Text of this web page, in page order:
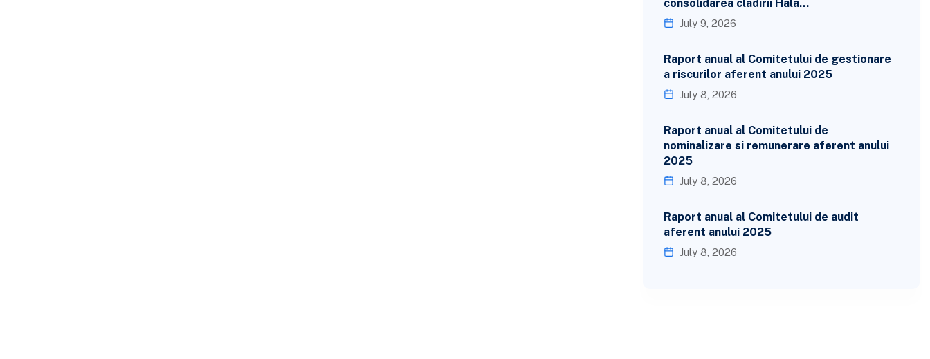
consolidarea cladirii Hala…
July 9, 2026
Raport anual al Comitetului de gestionare
a riscurilor aferent anului 2025
July 8, 2026
Raport anual al Comitetului de
nominalizare si remunerare aferent anului
2025
July 8, 2026
Raport anual al Comitetului de audit
aferent anului 2025
July 8, 2026